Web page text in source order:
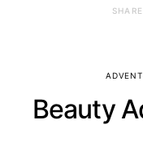
SHARE
Beauty